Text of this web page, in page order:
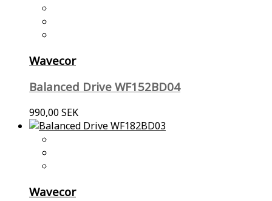
Wavecor
Balanced Drive WF152BD04
990,00 SEK
Wavecor